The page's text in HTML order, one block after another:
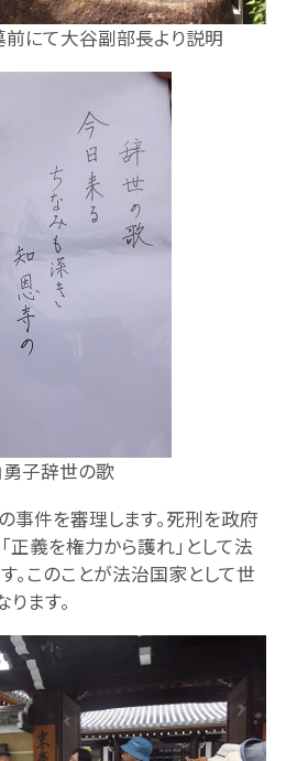
前にて大谷副部長より説明
子辞世の歌
事件を審理します。死刑を政府
正義を権力から護れ」として法
。このことが法治国家として世
ます。